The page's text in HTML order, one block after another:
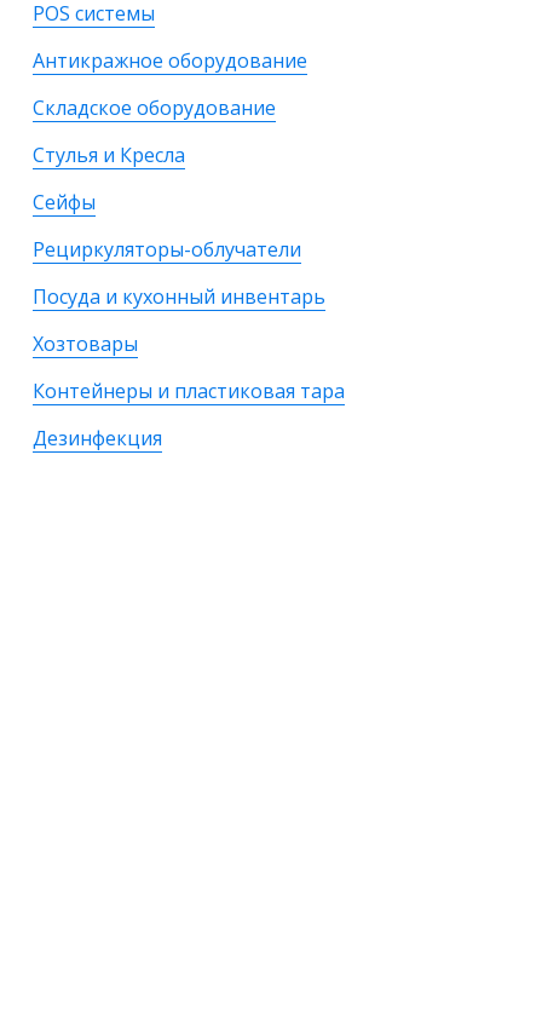
POS системы
Антикражное оборудование
Складское оборудование
Стулья и Кресла
Сейфы
Рециркуляторы-облучатели
Посуда и кухонный инвентарь
Хозтовары
Контейнеры и пластиковая тара
Дезинфекция